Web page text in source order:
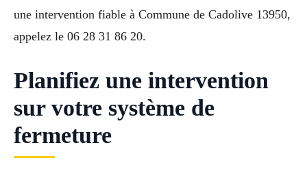
une intervention fiable à Commune de Cadolive 13950,
appelez le 06 28 31 86 20.
Planifiez une intervention
sur votre système de
fermeture